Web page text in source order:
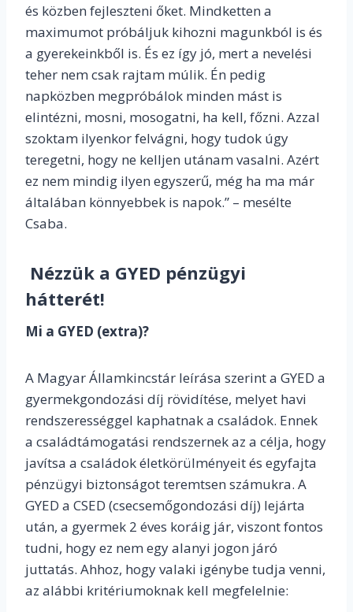
és közben fejleszteni őket. Mindketten a
maximumot próbáljuk kihozni magunkból is és
a gyerekeinkből is. És ez így jó, mert a nevelési
teher nem csak rajtam múlik. Én pedig
napközben megpróbálok minden mást is
elintézni, mosni, mosogatni, ha kell, főzni. Azzal
szoktam ilyenkor felvágni, hogy tudok úgy
teregetni, hogy ne kelljen utánam vasalni. Azért
ez nem mindig ilyen egyszerű, még ha ma már
általában könnyebbek is napok.” – mesélte
Csaba.
Nézzük a GYED pénzügyi
hátterét!
Mi a GYED (extra)?
A Magyar Államkincstár leírása szerint a GYED a
gyermekgondozási díj rövidítése, melyet havi
rendszerességgel kaphatnak a családok. Ennek
a családtámogatási rendszernek az a célja, hogy
javítsa a családok életkörülményeit és egyfajta
pénzügyi biztonságot teremtsen számukra. A
GYED a CSED (csecsemőgondozási díj) lejárta
után, a gyermek 2 éves koráig jár, viszont fontos
tudni, hogy ez nem egy alanyi jogon járó
juttatás. Ahhoz, hogy valaki igénybe tudja venni,
az alábbi kritériumoknak kell megfelelnie: